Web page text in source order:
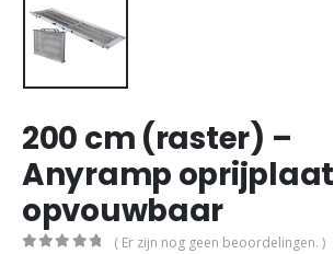
200 cm (raster) –
Anyramp oprijplaat
opvouwbaar
( Er zijn nog geen beoordelingen. )